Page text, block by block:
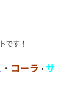
です！
・ コーラ ・ サ